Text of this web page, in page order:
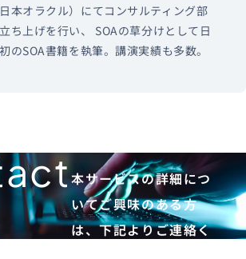
日本オラクル）にてコンサルティング部
ち上げを行い、 SOAの草分けとして日
のSOA書籍を執筆。講演実績も多数。
本サービスの詳細につ
いてご興味のある方
は、下記よりご連絡く